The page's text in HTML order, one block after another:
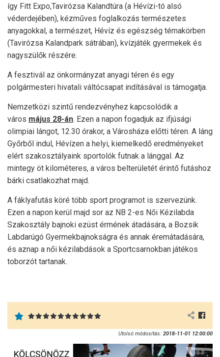
így Fitt Expo,Tavirózsa Kalandtúra (a Hévízi-tó alsó
véderdejében), kézműves foglalkozás természetes
anyagokkal, a természet, Hévíz és egészség témakörben
(Tavirózsa Kalandpark sátrában), kvízjáték gyermekek és
nagyszülők részére.
A fesztivál az önkormányzat anyagi téren és egy
polgármesteri hivatali váltócsapat indításával is támogatja.
Nemzetközi szintű rendezvényhez kapcsolódik a
város május 28-án. Ezen a napon fogadjuk az ifjúsági
olimpiai lángot, 12.30 órakor, a Városháza előtti téren. A láng
Győrből indul, Hévízen a helyi, kiemelkedő eredményeket
elért szakosztályaink sportolók futnak a lánggal. Az
mintegy öt kilométeres, a város belterületét érintő futáshoz
bárki csatlakozhat majd.
A fáklyafutás köré több sport programot is szervezünk.
Ezen a napon kerül majd sor az NB 2-es Női Kézilabda
Szakosztály bajnoki ezüst érmének átadására, a Bozsik
Labdarúgó Gyermekbajnokságra és annak éremátadására,
és aznap a női kézilabdások a Sportcsarnokban játékos
toborzót tartanak.
Utolsó módosítás: 2018-11-01 12:00:00